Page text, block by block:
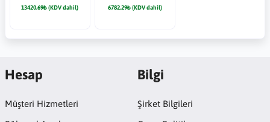
13420.69₺ (KDV dahil)
6782.29₺ (KDV dahil)
Hesap
Müşteri Hizmetleri
Bilgi
Şirket Bilgileri